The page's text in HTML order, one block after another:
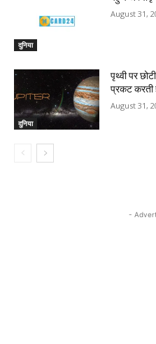
दुनिया
August 31,
दुनिया
पृथ्वी पर
प्रकट करती
August 31,
-